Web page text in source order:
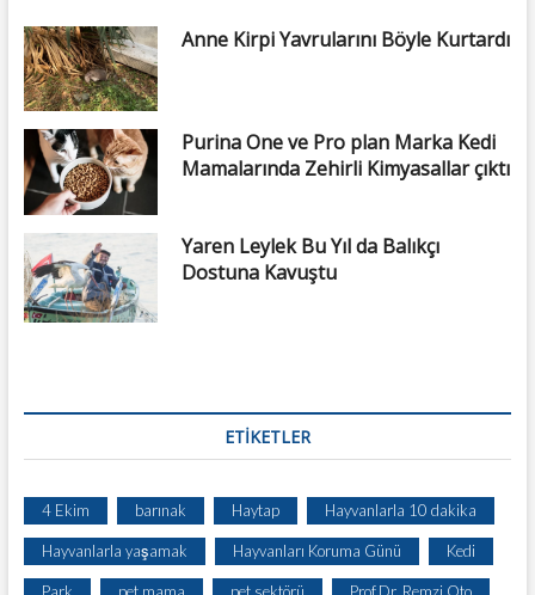
Anne Kirpi Yavrularını Böyle Kurtardı
Purina One ve Pro plan Marka Kedi
Mamalarında Zehirli Kimyasallar çıktı
Yaren Leylek Bu Yıl da Balıkçı
Dostuna Kavuştu
ETIKETLER
4 Ekim barınak Haytap Hayvanlarla 10 dakika
Hayvanlarla yaşamak Hayvanları Koruma Günü Kedi